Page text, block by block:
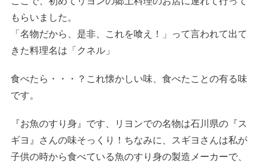
もらいました。
「名物だから、是非、これを喰え！」って言われて出て
きた料理名は「クネル」
食べたら・・・？これ懐かしい味、食べたことの有る味
です。
『お魚のすり身』です、リヨンでの名物は石川県の『ス
ギヨ』さんの味そっくり！ちなみに、スギヨさんは私が
子供の時から食べている魚のすり身の製造メーカーで、